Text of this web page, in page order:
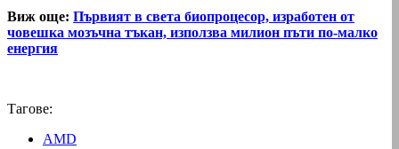
Виж още: Първият в света биопроцесор, изработен от
човешка мозъчна тъкан, използва милион пъти по-малко
енергия
Тагове:
AMD